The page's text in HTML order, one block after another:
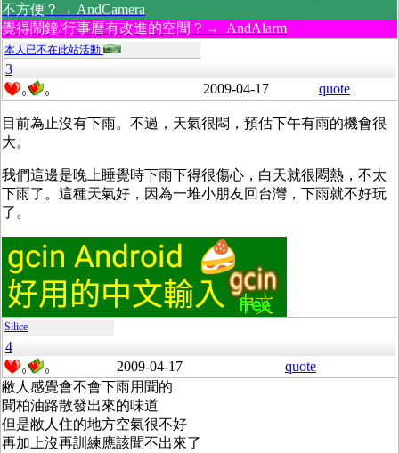
不方便？→ AndCamera
覺得鬧鐘/行事曆有改進的空間？→ AndAlarm
本人已不在此站活動
3
0 0 2009-04-17 quote
目前為止沒有下雨。不過，天氣很悶，預估下午有雨的機會很
大。
我們這邊是晚上睡覺時下雨下得很傷心，白天就很悶熱，不太
下雨了。這種天氣好，因為一堆小朋友回台灣，下雨就不好玩
了。
Silice
4
0 0 2009-04-17
quote
敝人感覺會不會下雨用聞的
聞柏油路散發出來的味道
但是敝人住的地方空氣很不好
再加上沒再訓練應該聞不出來了